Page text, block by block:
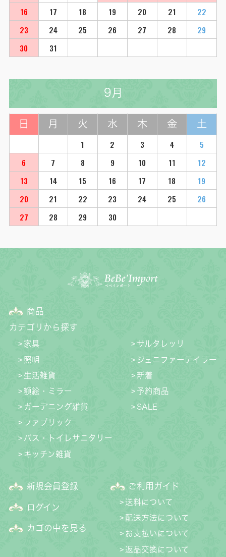
16
17 18 19 20 21
22
23
24 25 26 27 28
29
30
31
9月
日 月 火 水 木 金 土
1 2 3 4
5
6
7 8 9 10 11
12
13
14 15 16 17 18
19
20
21 22 23 24 25
26
27
28 29 30
商品
カテゴリから探す
家具
照明
生活雑貨
額絵・ミラー
ガーデニング雑貨
ファブリック
バス・トイレサニタリー
キッチン雑貨
サルタレッリ
ジェニファーテイラー
新着
予約商品
SALE
新規会員登録
ログイン
カゴの中を見る
ご利用ガイド
送料について
配送方法について
お支払いについて
返品交換について